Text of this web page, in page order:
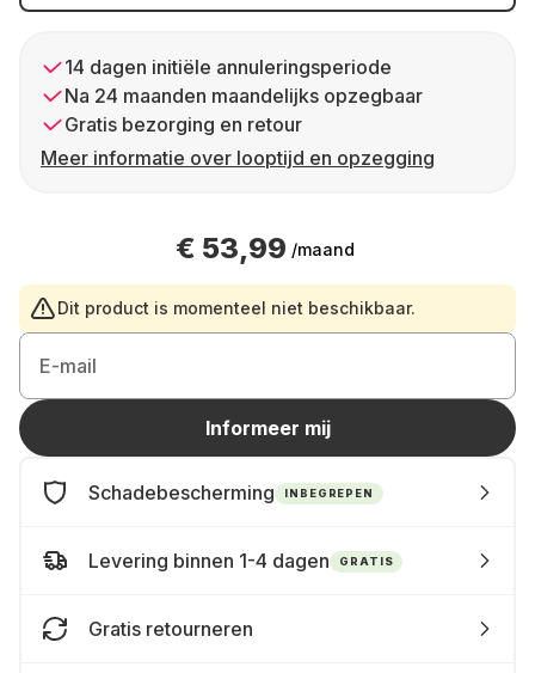
14 dagen initiële annuleringsperiode
Na 24 maanden maandelijks opzegbaar
Gratis bezorging en retour
Meer informatie over looptijd en opzegging
€ 53,99 /maand
Dit product is momenteel niet beschikbaar.
E-mail
Informeer mij
Schadebescherming INBEGREPEN
Levering binnen 1-4 dagen GRATIS
Gratis retourneren